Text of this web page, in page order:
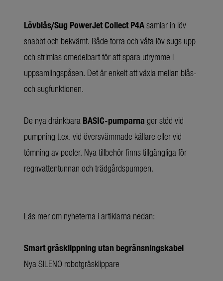
Lövblås/Sug PowerJet Collect P4Asamlar in löv
snabbt och bekvämt. Både torra och våta löv sugs upp
och strimlas omedelbart för att spara utrymme i
uppsamlingspåsen. Det är enkelt att växla mellan blås-
och sugfunktionen.
De nya dränkbara BASIC-pumparna ger stöd vid
pumpning t.ex. vid översvämmade källare eller vid
tömning av pooler. Nya tillbehör finns tillgängliga för
regnvattentunnan och trädgårdspumpen.
Läs mer om nyheterna i artiklarna nedan:
Smart gräsklippning utan begränsningskabel
Nya SILENO robotgräsklippare